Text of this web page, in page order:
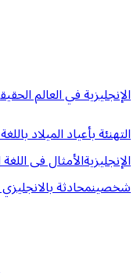
الإنجليزية في العالم
التهنئة بأعياد الميلاد
الإنجليزيةالأمثال فى اللغة
شخصينمحادثة